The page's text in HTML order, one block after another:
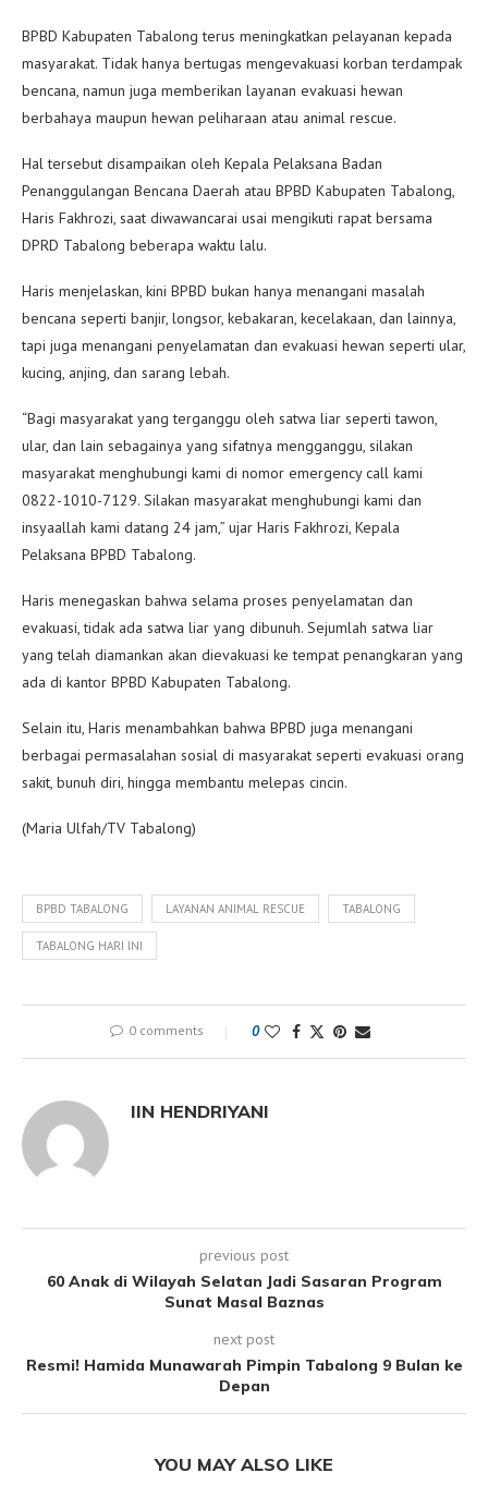
BPBD Kabupaten Tabalong terus meningkatkan pelayanan kepada
masyarakat. Tidak hanya bertugas mengevakuasi korban terdampak
bencana, namun juga memberikan layanan evakuasi hewan
berbahaya maupun hewan peliharaan atau animal rescue.
Hal tersebut disampaikan oleh Kepala Pelaksana Badan
Penanggulangan Bencana Daerah atau BPBD Kabupaten Tabalong,
Haris Fakhrozi, saat diwawancarai usai mengikuti rapat bersama
DPRD Tabalong beberapa waktu lalu.
Haris menjelaskan, kini BPBD bukan hanya menangani masalah
bencana seperti banjir, longsor, kebakaran, kecelakaan, dan lainnya,
tapi juga menangani penyelamatan dan evakuasi hewan seperti ular,
kucing, anjing, dan sarang lebah.
“Bagi masyarakat yang terganggu oleh satwa liar seperti tawon,
ular, dan lain sebagainya yang sifatnya mengganggu, silakan
masyarakat menghubungi kami di nomor emergency call kami
0822-1010-7129. Silakan masyarakat menghubungi kami dan
insyaallah kami datang 24 jam,” ujar Haris Fakhrozi, Kepala
Pelaksana BPBD Tabalong.
Haris menegaskan bahwa selama proses penyelamatan dan
evakuasi, tidak ada satwa liar yang dibunuh. Sejumlah satwa liar
yang telah diamankan akan dievakuasi ke tempat penangkaran yang
ada di kantor BPBD Kabupaten Tabalong.
Selain itu, Haris menambahkan bahwa BPBD juga menangani
berbagai permasalahan sosial di masyarakat seperti evakuasi orang
sakit, bunuh diri, hingga membantu melepas cincin.
(Maria Ulfah/TV Tabalong)
BPBD TABALONG LAYANAN ANIMAL RESCUE TABALONG
TABALONG HARI INI
0 comments 0
IIN HENDRIYANI
previous post
60 Anak di Wilayah Selatan Jadi Sasaran Program
Sunat Masal Baznas
next post
Resmi! Hamida Munawarah Pimpin Tabalong 9 Bulan ke
Depan
YOU MAY ALSO LIKE